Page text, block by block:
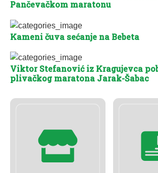
Pančevačkom maratonu
Kameni čuva sećanje na Bebeta
Viktor Stefanović iz Kragujevca
plivačkog maratona Jarak-Šabac